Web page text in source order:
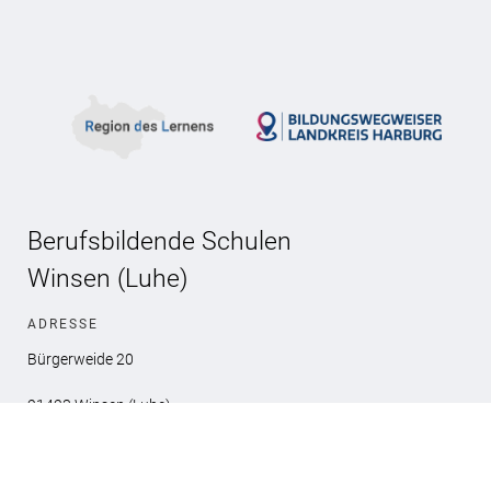
Berufsbildende Schulen
Winsen (Luhe)
ADRESSE
Bürgerweide 20
21423 Winsen (Luhe)